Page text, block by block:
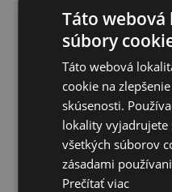
Dezinfektor
CENTRÁLNY
Táto
súbory
Táto webová
cookie na
skúsenosti.
lokality vyjadrujete
všetkých súborov
zásadami
Prečítať viac